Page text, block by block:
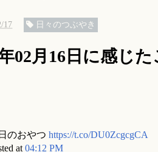
17 日々のつぶやき
02月16日に感じた
のおやつ https://t.co/DU0ZcgcgCA
at 04:12 PM